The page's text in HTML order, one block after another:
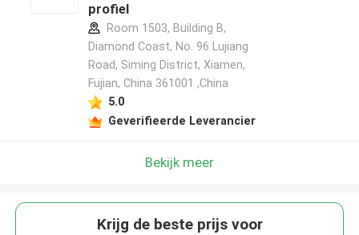
profiel
Room 1503, Building B,
Diamond Coast, No. 96 Lujiang
Road, Siming District, Xiamen,
Fujian, China 361001 ,China
5.0
Geverifieerde Leverancier
Bekijk meer
Krijg de beste prijs voor